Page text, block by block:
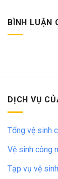
BÌNH LUẬN
DỊCH VỤ
Tổng vệ sinh
Vệ sinh công
Tạp vụ vệ